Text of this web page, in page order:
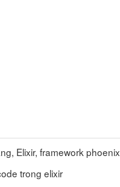
Elixir, framework phoenix
trong elixir